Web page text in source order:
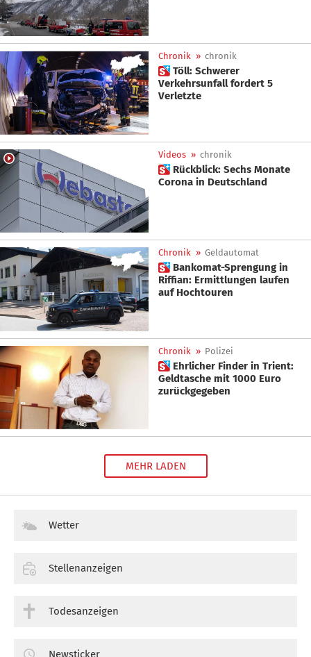
Chronik » chronik
 Töll: Schwerer
Verkehrsunfall fordert 5
Verletzte
Videos » chronik
 Rückblick: Sechs Monate
Corona in Deutschland
Chronik » Geldautomat
 Bankomat-Sprengung in
Riffian: Ermittlungen laufen
auf Hochtouren
Chronik » Polizei
 Ehrlicher Finder in Trient:
Geldtasche mit 1000 Euro
zurückgegeben
MEHR LADEN
Wetter
Stellenanzeigen
Todesanzeigen
Newsticker